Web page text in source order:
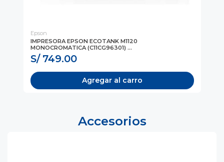
Epson
IMPRESORA EPSON ECOTANK M1120
MONOCROMATICA (C11CG96301) ...
S/ 749.00
Agregar al carro
Accesorios